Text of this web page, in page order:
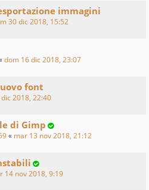
immagini
30 dic 2018, 15:52
dom 16 dic 2018, 23:07
font
2018, 22:40
di Gimp
« mar 13 nov 2018, 21:12
14 nov 2018, 9:19